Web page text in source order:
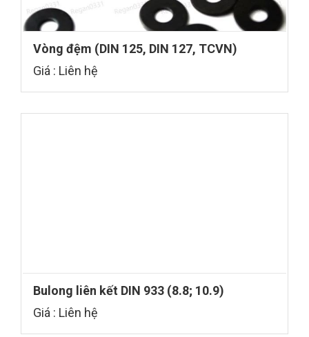
Vòng đệm (DIN 125, DIN 127, TCVN)
Giá : Liên hệ
Bulong liên kết DIN 933 (8.8; 10.9)
Giá : Liên hệ